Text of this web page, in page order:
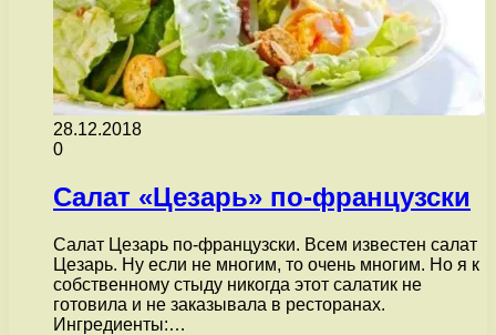
28.12.2018
0
Салат «Цезарь» по-французски
Салат Цезарь по-французски. Всем известен салат
Цезарь. Ну если не многим, то очень многим. Но я к
собственному стыду никогда этот салатик не
готовила и не заказывала в ресторанах.
Ингредиенты:…